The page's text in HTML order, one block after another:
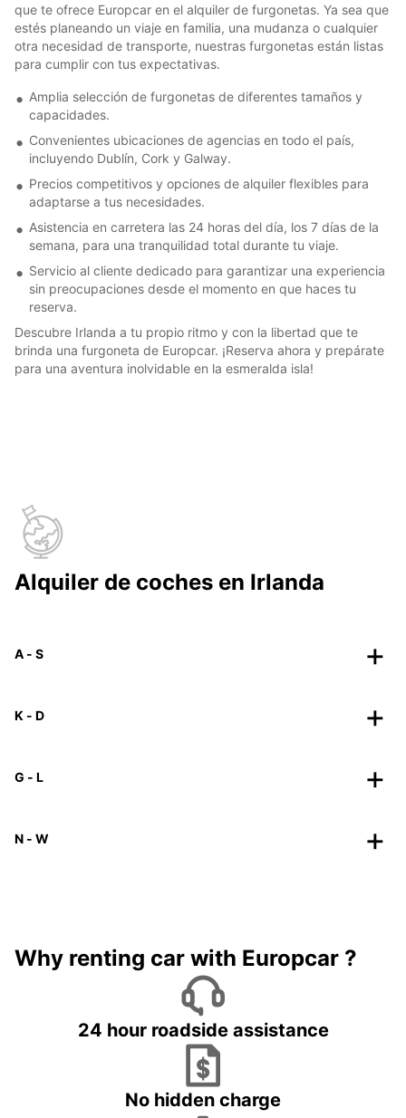
que te ofrece Europcar en el alquiler de furgonetas. Ya sea que
estés planeando un viaje en familia, una mudanza o cualquier
otra necesidad de transporte, nuestras furgonetas están listas
para cumplir con tus expectativas.
Amplia selección de furgonetas de diferentes tamaños y
capacidades.
Convenientes ubicaciones de agencias en todo el país,
incluyendo Dublín, Cork y Galway.
Precios competitivos y opciones de alquiler flexibles para
adaptarse a tus necesidades.
Asistencia en carretera las 24 horas del día, los 7 días de la
semana, para una tranquilidad total durante tu viaje.
Servicio al cliente dedicado para garantizar una experiencia
sin preocupaciones desde el momento en que haces tu
reserva.
Descubre Irlanda a tu propio ritmo y con la libertad que te
brinda una furgoneta de Europcar. ¡Reserva ahora y prepárate
para una aventura inolvidable en la esmeralda isla!
Alquiler de coches en Irlanda
A - S
K - D
G - L
N - W
Why renting car with Europcar ?
24 hour roadside assistance
No hidden charge